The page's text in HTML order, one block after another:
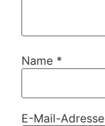
Name *
E-Mail-Adresse